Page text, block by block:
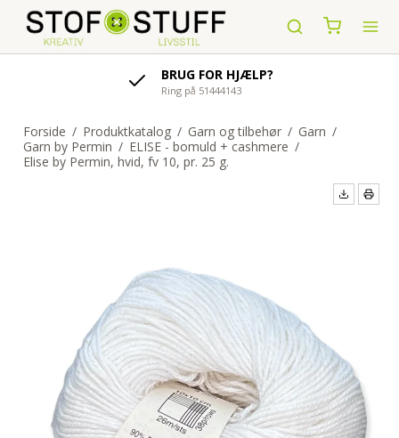
Forside / Produktkatalog / Garn og tilbehør / Garn /
Garn by Permin / ELISE - bomuld + cashmere /
Elise by Permin, hvid, fv 10, pr. 25 g.